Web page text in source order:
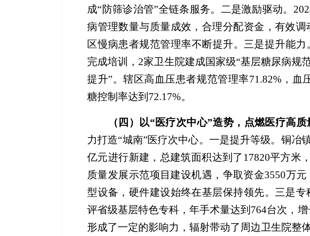
成“防筛诊治管”全链条服务。 二是激励驱动。
病管理数量与质量成效，合理分配资金，有效
区慢病患者规范管理率不断提升。 三是提升能力
完成培训， 2家卫生院建成国家级“基层糖尿病规
提升”。辖区高血压患者规范管理率71.82%，血
糖控制率达到72.17%。
（四）以“医疗次中心”造势 ， 点燃医疗高质
力打造“城南”医疗次中心。一是提升等级。 铜冶
亿元进行新建 ，总建筑面积达到了 17820平方米
质量发展示范项目建设机遇，争取资金3550万
型设备 ，硬件建设始终在基层保持领先。 三是专
评省级基层特色专科，年手术量达到 764台次， 增
形成了一定的影响力 ，辐射带动了 周边 卫生院整